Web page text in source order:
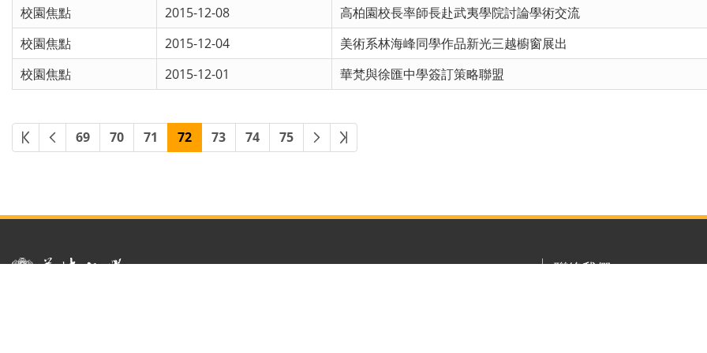
校園焦點
2015-12-08
高柏園校長率師長赴武夷學院討論學術交流
校園焦點
2015-12-04
美術系林海峰同學作品新光三越櫥窗展出
校園焦點
2015-12-01 華梵與徐匯中學簽訂策略聯盟
69 70 71 72 73 74 75
聯絡我們